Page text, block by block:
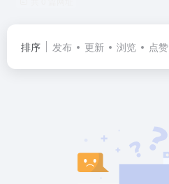
排序 发布 更新 浏览 点赞